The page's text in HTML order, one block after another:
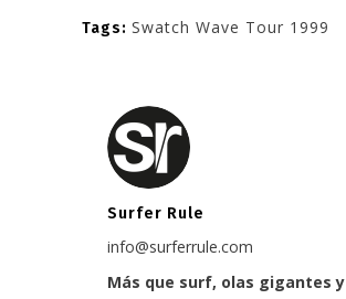
Tags: Swatch Wave Tour 1999
Surfer Rule
info@surferrule.com
Más que surf, olas gigantes y